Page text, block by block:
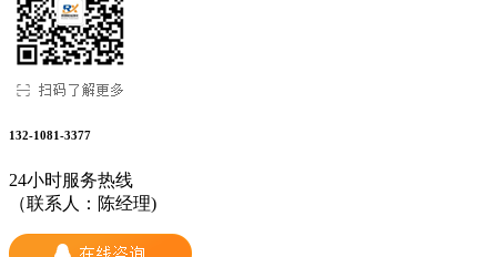
132-1081-3377
24小时服务热线
（联系人：陈经理)